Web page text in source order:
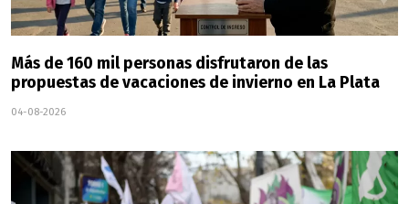
Más de 160 mil personas disfrutaron de las
propuestas de vacaciones de invierno en La Plata
04-08-2026